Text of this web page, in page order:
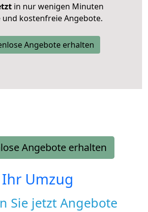
in nur wenigen Minuten
kostenfreie Angebote.
Angebote erhalten
Angebote erhalten
Ihr Umzug
Sie jetzt Angebote